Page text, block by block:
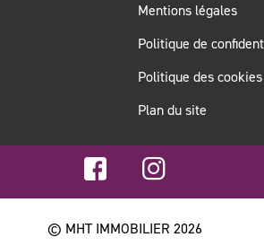
Mentions légales
Politique de
Politique des cookies
Plan du site
© MHT IMMOBILIER 2026